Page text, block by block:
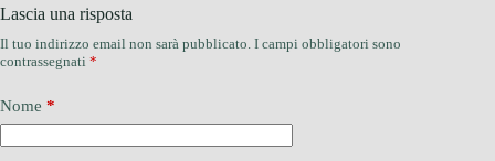
Lascia una risposta
Il tuo indirizzo email non sarà pubblicato. I campi obbligatori sono
contrassegnati *
Nome *